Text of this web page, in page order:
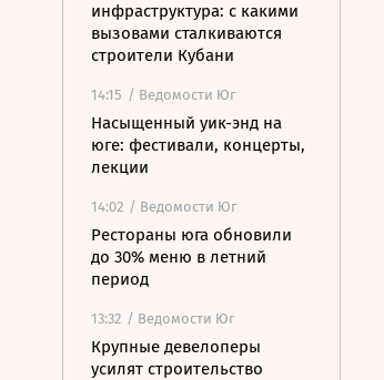
инфраструктура: с какими
вызовами сталкиваются
строители Кубани
14:15 / Ведомости Юг
Насыщенный уик-энд на
юге: фестивали, концерты,
лекции
14:02 / Ведомости Юг
Рестораны юга обновили
до 30% меню в летний
период
13:32 / Ведомости Юг
Крупные девелоперы
усилят строительство